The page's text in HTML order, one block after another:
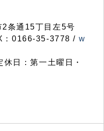
条通15丁目左5号
：0166-35-3778 / w
日：第一土曜日・